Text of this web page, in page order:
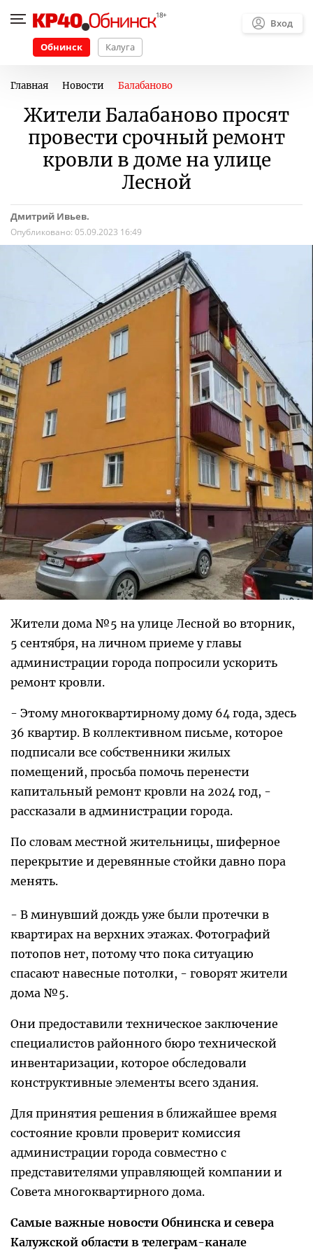
Обнинск Калуга
Вход
Главная Новости Балабаново
Жители Балабаново просят
провести срочный ремонт
кровли в доме на улице
Лесной
Дмитрий Ивьев.
Опубликовано: 05.09.2023 16:49
Жители дома №5 на улице Лесной во вторник,
5 сентября, на личном приеме у главы
администрации города попросили ускорить
ремонт кровли.
- Этому многоквартирному дому 64 года, здесь
36 квартир. В коллективном письме, которое
подписали все собственники жилых
помещений, просьба помочь перенести
капитальный ремонт кровли на 2024 год, -
рассказали в администрации города.
По словам местной жительницы, шиферное
перекрытие и деревянные стойки давно пора
менять.
- В минувший дождь уже были протечки в
квартирах на верхних этажах. Фотографий
потопов нет, потому что пока ситуацию
спасают навесные потолки, - говорят жители
дома №5.
Они предоставили техническое заключение
специалистов районного бюро технической
инвентаризации, которое обследовали
конструктивные элементы всего здания.
Для принятия решения в ближайшее время
состояние кровли проверит комиссия
администрации города совместно с
представителями управляющей компании и
Совета многоквартирного дома.
Самые важные новости Обнинска и севера
Калужской области в телеграм-канале